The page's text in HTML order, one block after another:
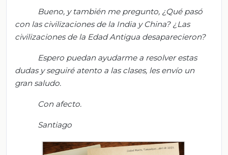
Bueno, y también me pregunto, ¿Qué pasó
con las civilizaciones de la India y China? ¿Las
civilizaciones de la Edad Antigua desaparecieron?
Espero puedan ayudarme a resolver estas
dudas y seguiré atento a las clases, les envío un
gran saludo.
Con afecto.
Santiago